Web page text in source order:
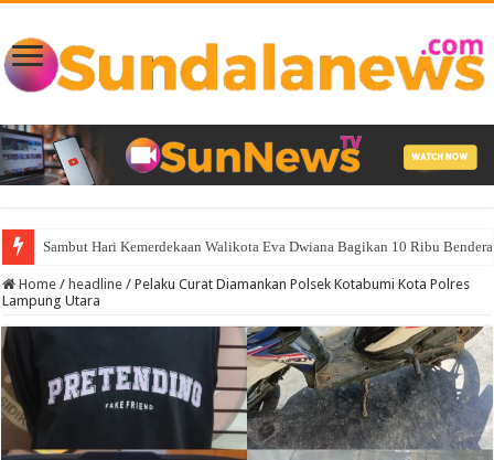
Sambut Hari Kemerdekaan Walikota Eva Dwiana Bagikan 10 Ribu
Home / headline / Pelaku Curat Diamankan Polsek Kotabumi Kota Polres
Lampung Utara